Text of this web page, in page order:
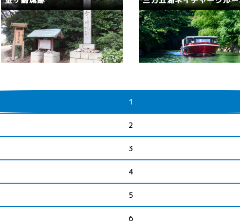
異なるので、若狭の恵み
またはインスタグラムより開
報…
敦賀湾を一望する小高い山にある金
ヶ崎城跡。様々な時代の逸話があり
ますが、 平安時代末期、治承・寿
するため城を築いたのが最初と言わ
若狭路 敦賀市
福井県若狭路を代表する景勝
方五湖を、国内初の再生可能
ギーで航行する電池推進遊覧
電気を船の電池に蓄え、CO₂
若狭路 美浜町
1
2
3
4
5
6